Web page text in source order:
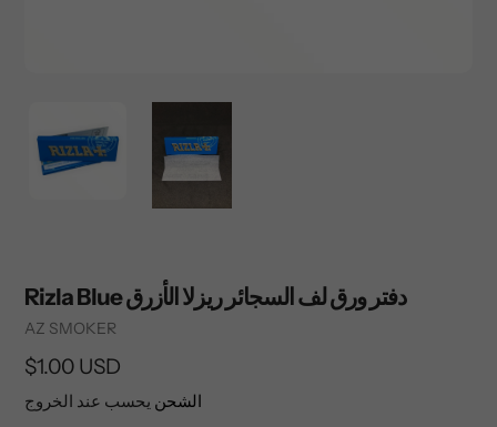
Rizla Blue دفتر ورق لف السجائر ريزلا الأزرق
Vendor
AZ SMOKER
السعر
العادي
$1.00 USD
الشحن يحسب عند الخروج